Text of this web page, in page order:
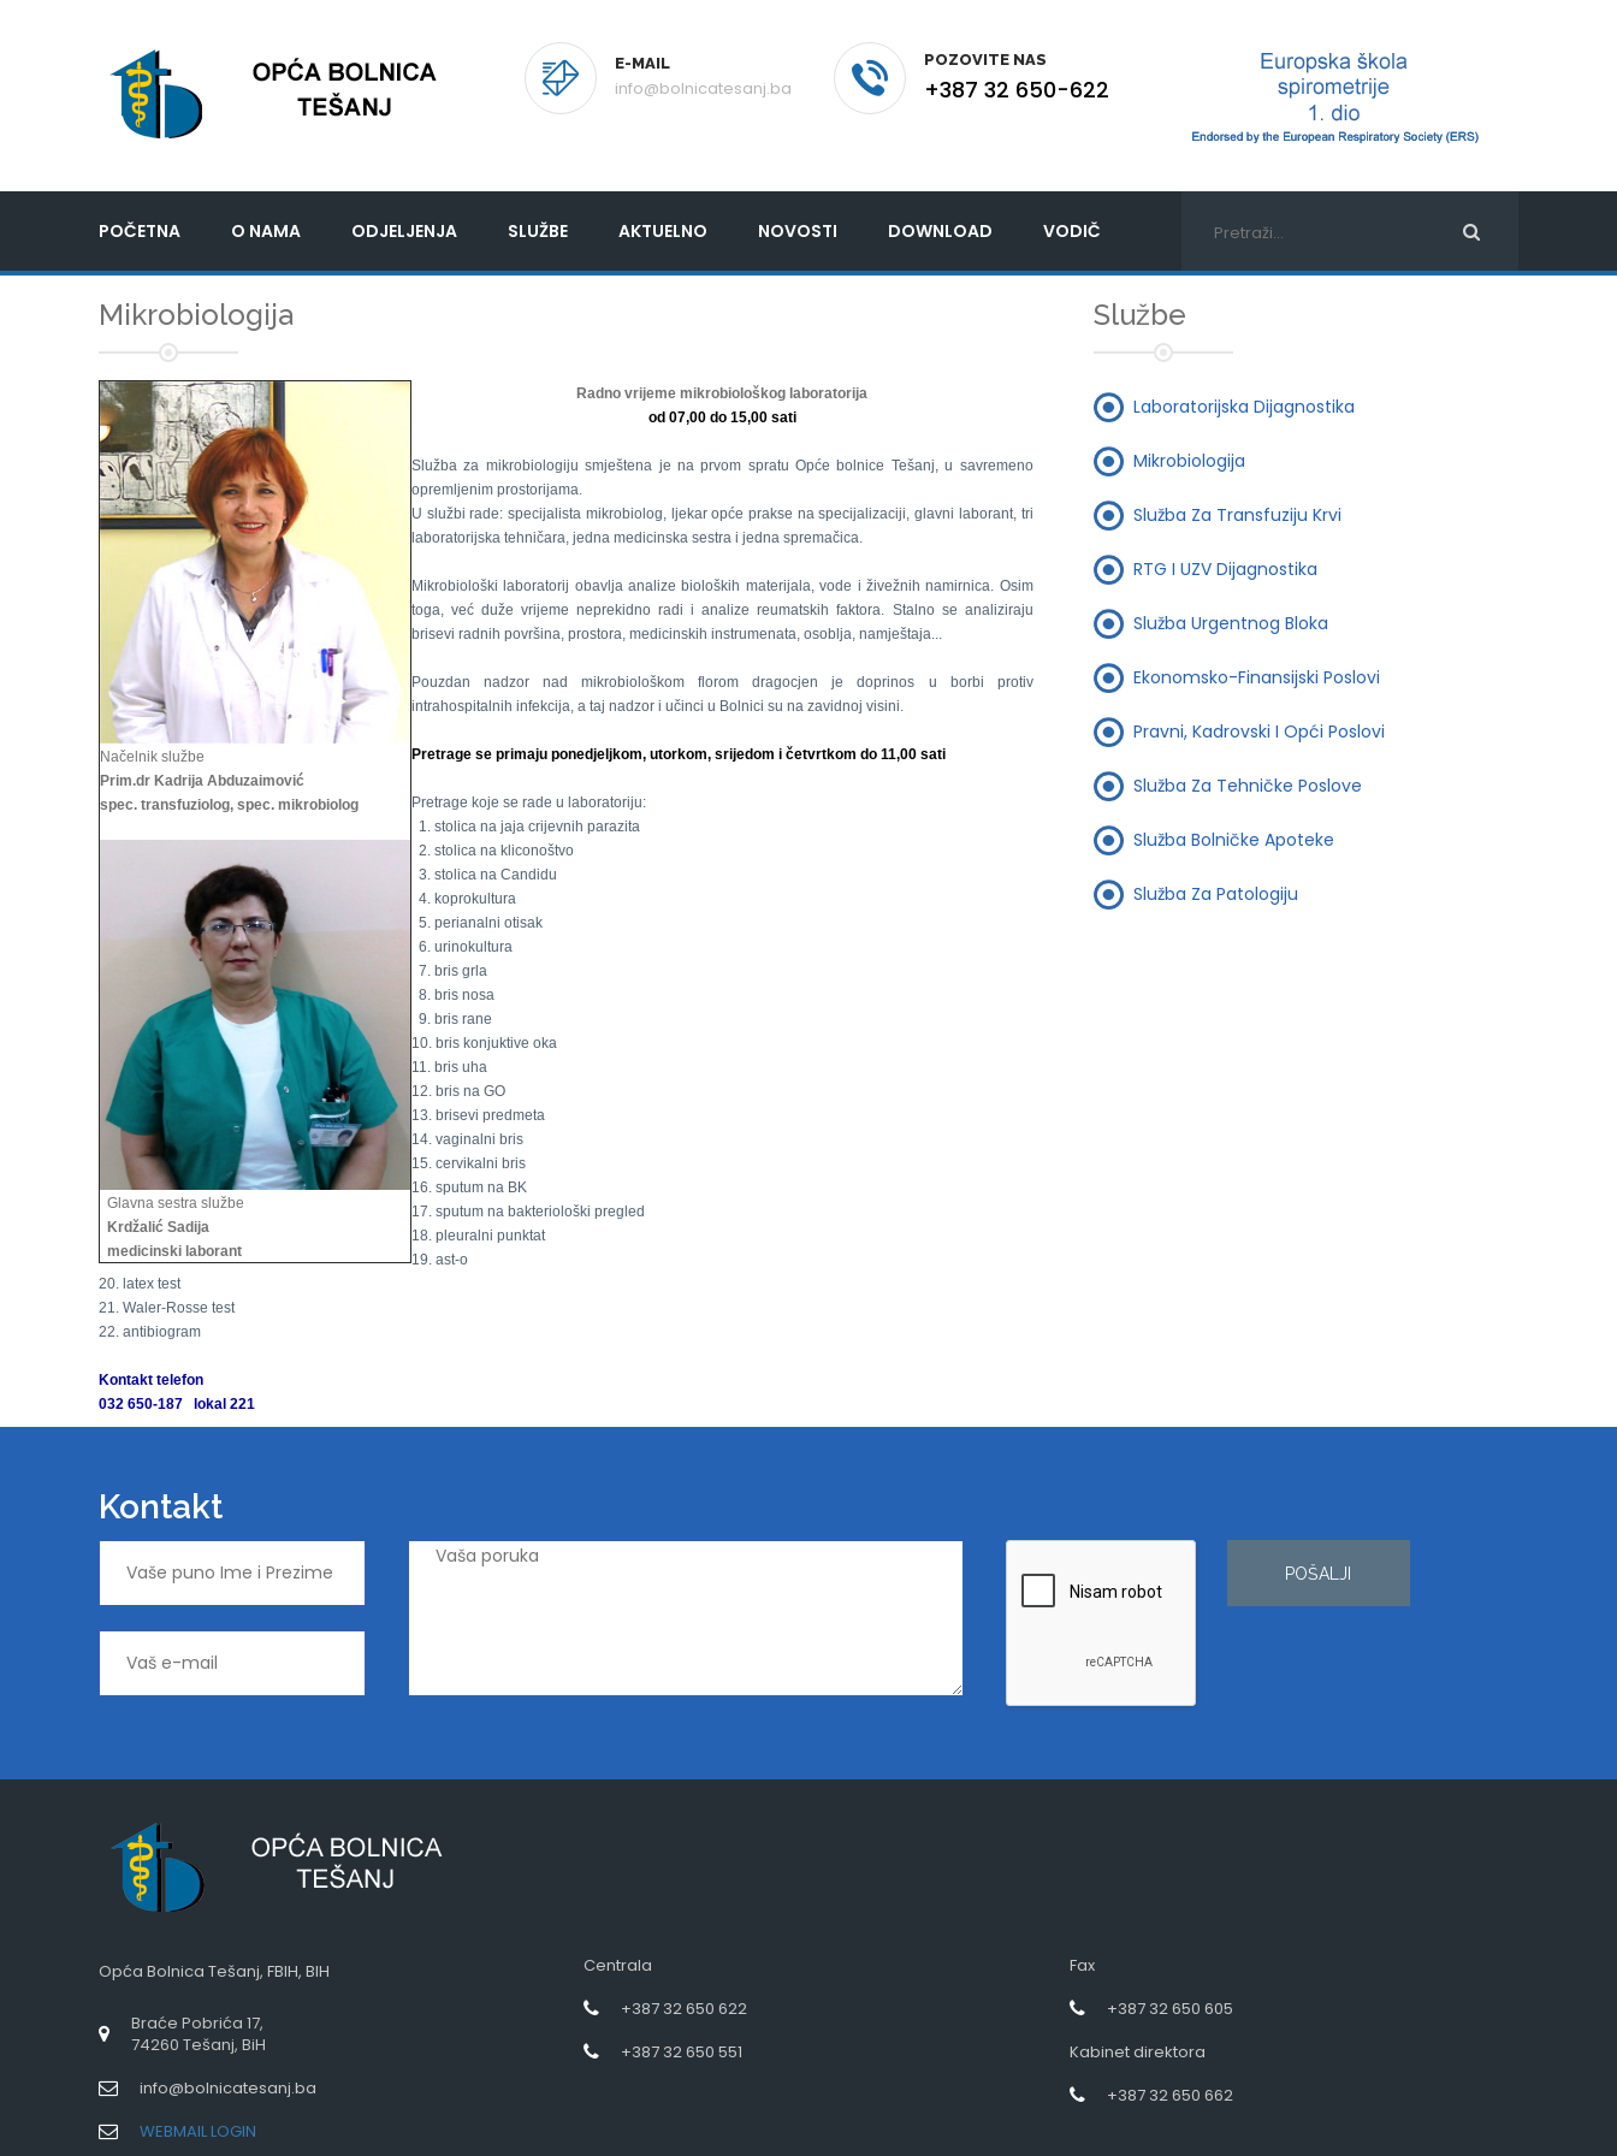
E-MAIL
info@bolnicatesanj.ba
POZOVITE NAS
+387 32 650-622
POČETNA O NAMA ODJELJENJA SLUŽBE AKTUELNO NOVOSTI DOWNLOAD VODIČ
Mikrobiologija
Načelnik službe
Prim.dr Kadrija Abduzaimović
spec. transfuziolog, spec. mikrobiolog
Glavna sestra službe
Krdžalić Sadija
medicinski laborant
Radno vrijeme mikrobiološkog laboratorija
od 07,00 do 15,00 sati
Služba za mikrobiologiju smještena je na prvom spratu Opće bolnice Tešanj, u savremeno
opremljenim prostorijama.
U službi rade: specijalista mikrobiolog, ljekar opće prakse na specijalizaciji, glavni laborant, tri
laboratorijska tehničara, jedna medicinska sestra i jedna spremačica.
Mikrobiološki laboratorij obavlja analize bioloških materijala, vode i živežnih namirnica. Osim
toga, već duže vrijeme neprekidno radi i analize reumatskih faktora. Stalno se analiziraju
brisevi radnih površina, prostora, medicinskih instrumenata, osoblja, namještaja...
Pouzdan nadzor nad mikrobiološkom florom dragocjen je doprinos u borbi protiv
intrahospitalnih infekcija, a taj nadzor i učinci u Bolnici su na zavidnoj visini.
Pretrage se primaju ponedjeljkom, utorkom, srijedom i četvrtkom do 11,00 sati
Pretrage koje se rade u laboratoriju:
1. stolica na jaja crijevnih parazita
2. stolica na kliconoštvo
3. stolica na Candidu
4. koprokultura
5. perianalni otisak
6. urinokultura
7. bris grla
8. bris nosa
9. bris rane
10. bris konjuktive oka
11. bris uha
12. bris na GO
13. brisevi predmeta
14. vaginalni bris
15. cervikalni bris
16. sputum na BK
17. sputum na bakteriološki pregled
18. pleuralni punktat
19. ast-o
20. latex test
21. Waler-Rosse test
22. antibiogram
Kontakt telefon
032 650-187 lokal 221
Službe
Laboratorijska Dijagnostika
Mikrobiologija
Služba Za Transfuziju Krvi
RTG I UZV Dijagnostika
Služba Urgentnog Bloka
Ekonomsko-Finansijski Poslovi
Pravni, Kadrovski I Opći Poslovi
Služba Za Tehničke Poslove
Služba Bolničke Apoteke
Služba Za Patologiju
Kontakt
POŠALJI
Opća Bolnica Tešanj, FBIH, BIH
Braće Pobrića 17,
74260 Tešanj, BiH
info@bolnicatesanj.ba
WEBMAIL LOGIN
Centrala
+387 32 650 622
+387 32 650 551
Fax
+387 32 650 605
Kabinet direktora
+387 32 650 662